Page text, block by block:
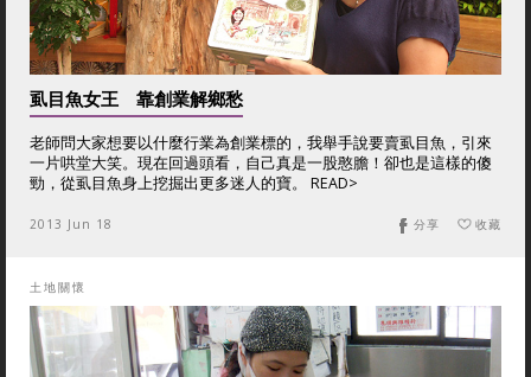
虱目魚女王 靠創業解鄉愁
老師問大家想要以什麼行業為創業標的，我舉手說要賣虱目魚，引來
一片哄堂大笑。現在回過頭看，自己真是一股憨膽！卻也是這樣的傻
勁，從虱目魚身上挖掘出更多迷人的寶。 READ>
2013 Jun 18 收藏
分享
土地關懷